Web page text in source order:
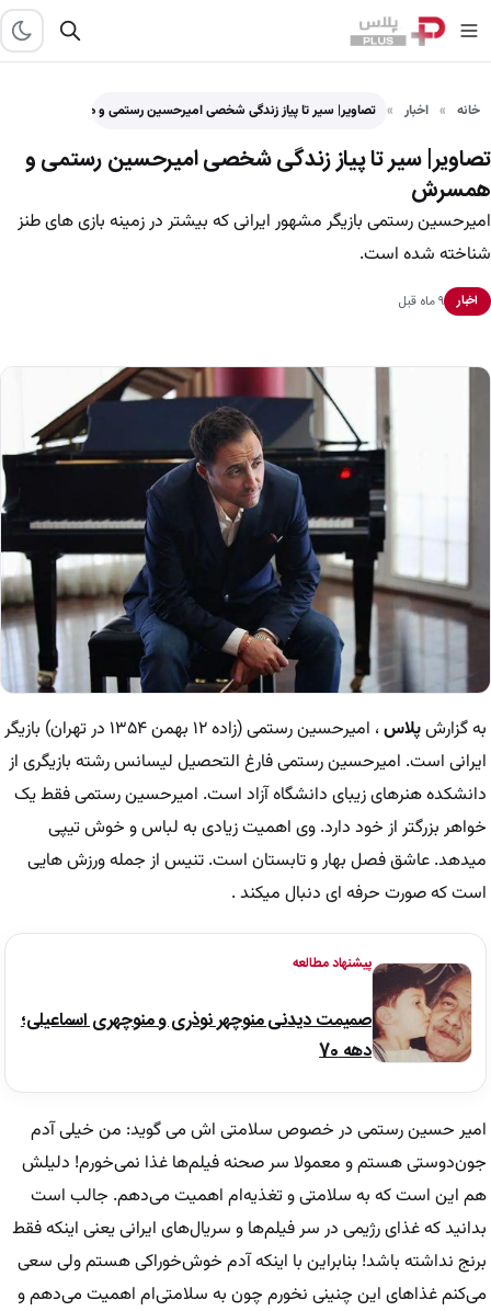
خانه اخبار تصاویر| سیر تا پیاز زندگی شخصی امیرحسین رستمی و همسرش
تصاویر| سیر تا پیاز زندگی شخصی امیرحسین رستمی و
همسرش
امیرحسین رستمی بازیگر مشهور ایرانی که بیشتر در زمینه بازی های طنز
شناخته شده است.
اخبار ۹ ماه قبل
به گزارشپلاس
، امیرحسین رستمی (زاده ۱۲ بهمن ۱۳۵۴ در تهران) بازیگر
ایرانی است. امیرحسین رستمی فارغ التحصیل لیسانس رشته بازیگری از
دانشکده هنرهای زیبای دانشگاه آزاد است. امیرحسین رستمی فقط یک
خواهر بزرگتر از خود دارد. وی اهمیت زیادی به لباس و خوش تیپی
میدهد. عاشق فصل بهار و تابستان است. تنیس از جمله ورزش هایی
است که صورت حرفه ای دنبال میکند .
پیشنهاد مطالعه
صمیمت دیدنی منوچهر نوذری و منوچهری اسماعیلی؛
دهه 70
امیر حسین رستمی در خصوص سلامتی اش می گوید: من خیلی آدم
جون‌دوستی هستم و معمولا سر صحنه فیلم‌ها غذا نمی‌خورم! دلیلش
هم این است که به سلامتی و تغذیه‌ام اهمیت می‌دهم. جالب است
بدانید که غذای رژیمی در سر فیلم‌ها و سریال‌های ایرانی یعنی اینکه فقط
برنج نداشته باشد! بنابراین با اینکه آدم خوش‌خوراکی هستم ولی سعی
می‌کنم غذاهای این چنینی نخورم چون به سلامتی‌ام اهمیت می‌دهم و